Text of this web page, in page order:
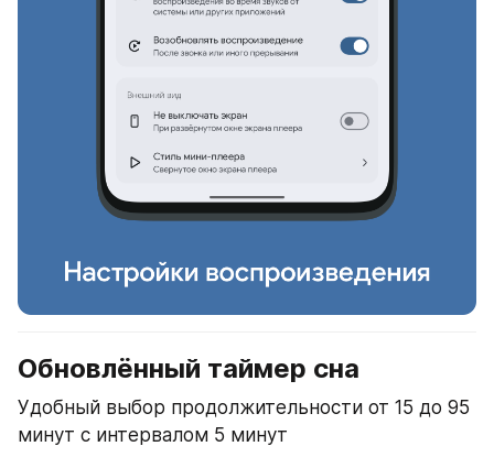
Обновлённый таймер сна
Удобный выбор продолжительности от 15 до 95
минут с интервалом 5 минут